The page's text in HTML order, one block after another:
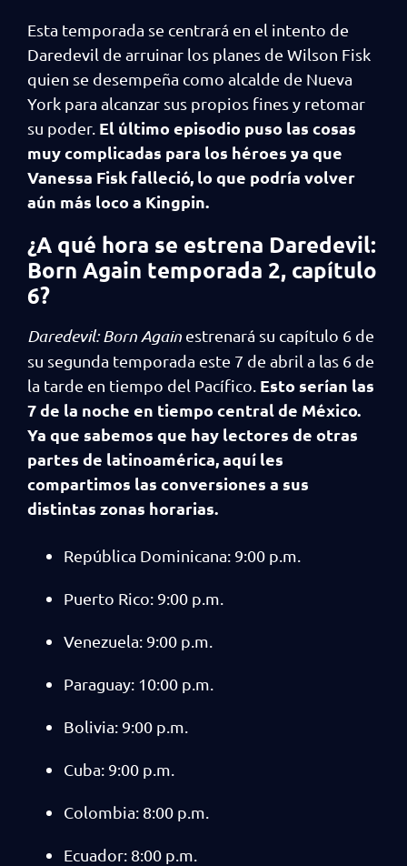
Esta temporada se centrará en el intento de
Daredevil de arruinar los planes de Wilson Fisk
quien se desempeña como alcalde de Nueva
York para alcanzar sus propios fines y retomar
su poder. El último episodio puso las cosas
muy complicadas para los héroes ya que
Vanessa Fisk falleció, lo que podría volver
aún más loco a Kingpin.
¿A qué hora se estrena Daredevil:
Born Again temporada 2, capítulo
6?
Daredevil: Born Again estrenará su capítulo 6 de
su segunda temporada este 7 de abril a las 6 de
la tarde en tiempo del Pacífico. Esto serían las
7 de la noche en tiempo central de México.
Ya que sabemos que hay lectores de otras
partes de latinoamérica, aquí les
compartimos las conversiones a sus
distintas zonas horarias.
República Dominicana: 9:00 p.m.
Puerto Rico: 9:00 p.m.
Venezuela: 9:00 p.m.
Paraguay: 10:00 p.m.
Bolivia: 9:00 p.m.
Cuba: 9:00 p.m.
Colombia: 8:00 p.m.
Ecuador: 8:00 p.m.